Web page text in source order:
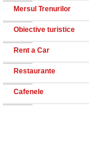
Mersul Trenurilor
Obiective turistice
Rent a Car
Restaurante
Cafenele